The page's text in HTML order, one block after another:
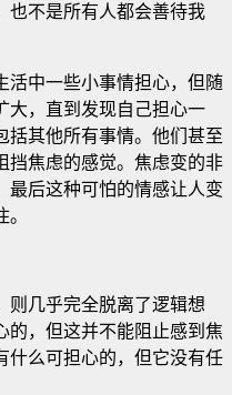
也不是所有人都会善待我
活中一些小事情担心，但随
大，直到发现自己担心一
括其他所有事情。他们甚至
挡焦虑的感觉。焦虑变的非
最后这种可怕的情感让人变
则几乎完全脱离了逻辑想
的，但这并不能阻止感到焦
什么可担心的，但它没有任